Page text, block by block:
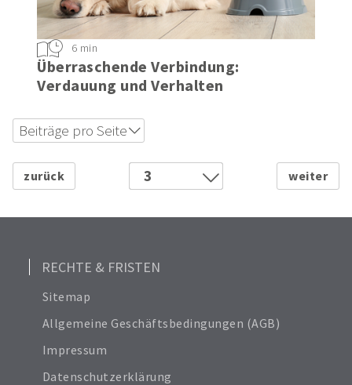
Überraschende Verbindung:
6 min
12
24
1
4
7
9
RECHTE & FRISTEN
Sitemap
Allgemeine Geschäftsbedingungen (AGB)
Impressum